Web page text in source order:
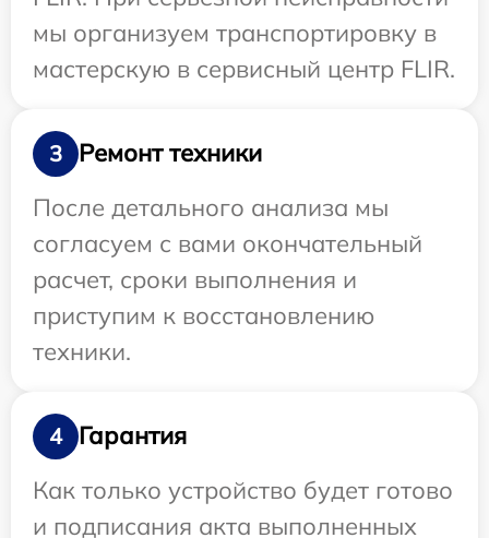
мы организуем транспортировку в
мастерскую в сервисный центр FLIR.
3
Ремонт техники
После детального анализа мы
согласуем с вами окончательный
расчет, сроки выполнения и
приступим к восстановлению
техники.
4
Гарантия
Как только устройство будет готово
и подписания акта выполненных